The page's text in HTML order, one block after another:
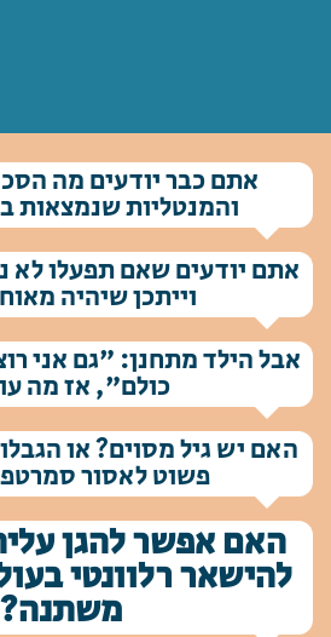
אתם כבר יודעים מה
והמנטליות שנמצאות
אתם יודעים שאם תפעלו לא
וייתכן שיהיה
אבל הילד מתחנן: "גם אני
כולם", אז מה
האם יש גיל מסוים? או
פשוט לאסור
האם אפשר להגן
להישאר רלוונטי
משתנה?